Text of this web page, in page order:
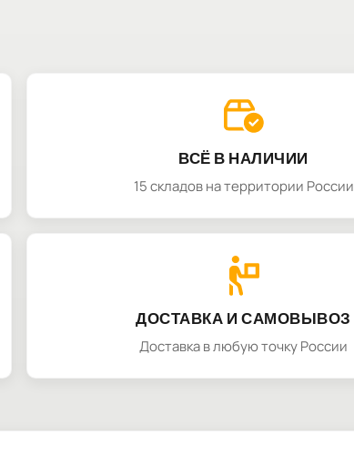
ВСЁ В НАЛИЧИИ
15 складов на территории России
ДОСТАВКА И САМОВЫВОЗ
Доставка в любую точку России